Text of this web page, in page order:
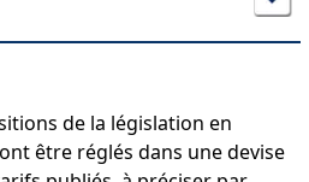
de la législation en
être réglés dans une devise